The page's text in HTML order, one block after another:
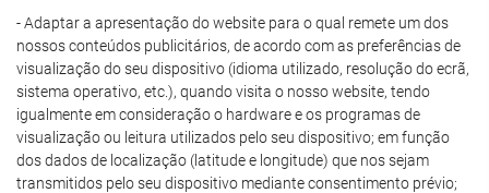
- Adaptar a apresentação do website para o qual remete um dos
nossos conteúdos publicitários, de acordo com as preferências de
visualização do seu dispositivo (idioma utilizado, resolução do ecrã,
sistema operativo, etc.), quando visita o nosso website, tendo
igualmente em consideração o hardware e os programas de
visualização ou leitura utilizados pelo seu dispositivo; em função
dos dados de localização (latitude e longitude) que nos sejam
transmitidos pelo seu dispositivo mediante consentimento prévio;